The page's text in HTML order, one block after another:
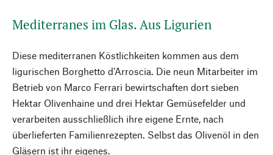
Mediterranes im Glas. Aus Ligurien
Diese mediterranen Köstlichkeiten kommen aus dem
ligurischen Borghetto d’Arroscia. Die neun Mitarbeiter im
Betrieb von Marco Ferrari bewirtschaften dort sieben
Hektar Olivenhaine und drei Hektar Gemüsefelder und
verarbeiten ausschließlich ihre eigene Ernte, nach
überlieferten Familienrezepten. Selbst das Olivenöl in den
Gläsern ist ihr eigenes.